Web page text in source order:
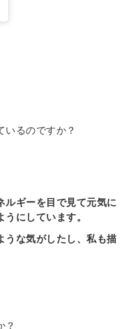
るのですか？
ルギーを目で見て元気に
にしています。
うな気がしたし、私も描
？